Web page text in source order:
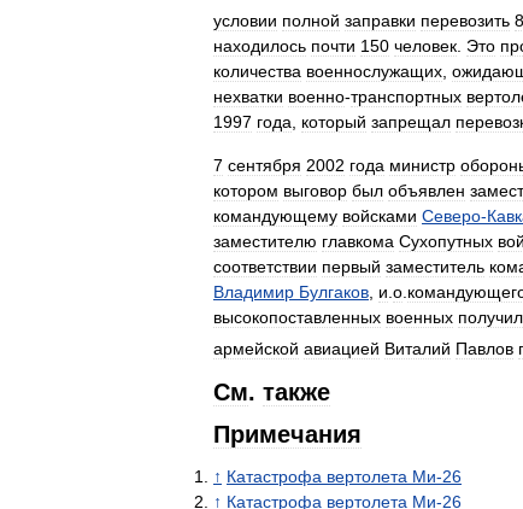
условии полной заправки перевозить
находилось почти 150 человек Это
количества военнослужащих
нехватки военно-транспортных
1997 года который запрещал
7 сентября 2002 года министр
котором выговор был объявлен
командующему войсками Северо-
заместителю главкома Сухопутных
соответствии первый заместитель
Владимир Булгаков и о
высокопоставленных военных
армейской авиацией Виталий Павлов
См. также
Примечания
↑ Катастрофа вертолета Ми-26
↑ Катастрофа вертолета Ми-26